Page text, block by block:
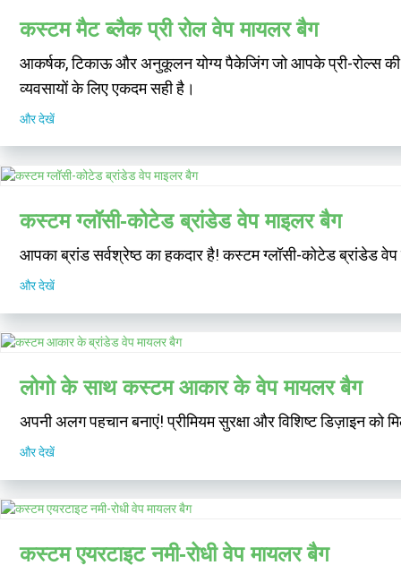
कस्टम मैट ब्लैक प्री रोल वेप मायलर बैग
आकर्षक, टिकाऊ और अनुकूलन योग्य पैकेजिंग जो आपके प्री-रोल्स की
व्यवसायों के लिए एकदम सही है।
और देखें
कस्टम ग्लॉसी-कोटेड ब्रांडेड वेप माइलर बैग
आपका ब्रांड सर्वश्रेष्ठ का हकदार है! कस्टम ग्लॉसी-कोटेड ब्रांडेड
और देखें
लोगो के साथ कस्टम आकार के वेप मायलर बैग
अपनी अलग पहचान बनाएं! प्रीमियम सुरक्षा और विशिष्ट डिज़ाइन
और देखें
कस्टम एयरटाइट नमी-रोधी वेप मायलर बैग